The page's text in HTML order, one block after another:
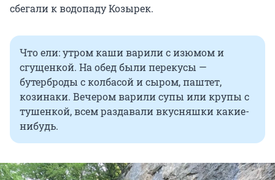
сбегали к водопаду Козырек.
Что ели: утром каши варили с изюмом и
сгущенкой. На обед были перекусы —
бутерброды с колбасой и сыром, паштет,
козинаки. Вечером варили супы или крупы с
тушенкой, всем раздавали вкусняшки какие-
нибудь.